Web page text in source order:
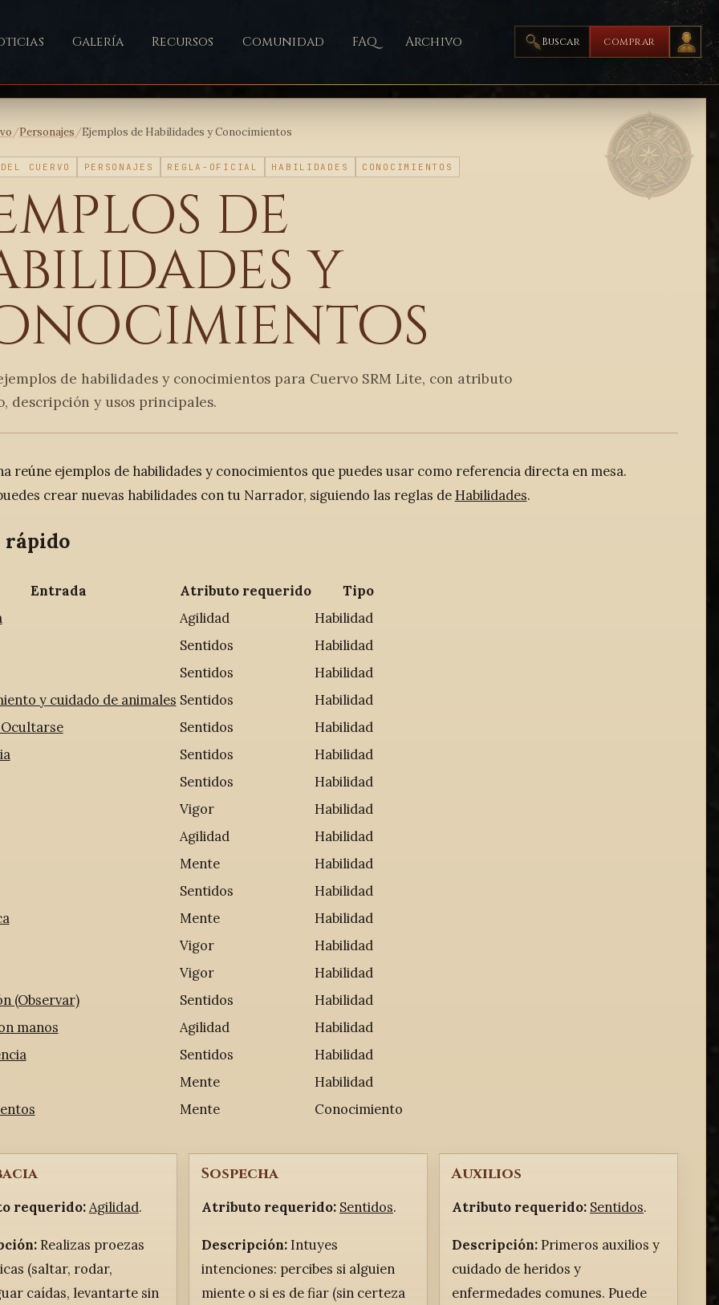
Galería Recursos Comunidad FAQ Archivo Buscar COMPRAR
/Personajes/Ejemplos de Habilidades y Conocimientos
CUERVO PERSONAJES REGLA-OFICIAL HABILIDADES CONOCIMIENTOS
de
y
de habilidades y conocimientos para Cuervo SRM Lite, con atributo
descripción y usos principales.
reúne ejemplos de habilidades y conocimientos que puedes usar como referencia directa en mesa.
crear nuevas habilidades con tu Narrador, siguiendo las reglas de Habilidades.
Entrada Atributo requerido
Tipo
Agilidad
Habilidad
Sentidos
Habilidad
Sentidos
Habilidad
y cuidado de animales Sentidos
Habilidad
Sentidos
Habilidad
Sentidos
Habilidad
Sentidos
Habilidad
Vigor
Habilidad
Agilidad
Habilidad
Mente
Habilidad
Sentidos
Habilidad
Mente
Habilidad
Vigor
Habilidad
Vigor
Habilidad
(Observar)
Sentidos
Habilidad
manos
Agilidad
Habilidad
Sentidos
Habilidad
Mente
Habilidad
Mente Conocimiento
requerido:Agilidad.
Realizas proezas
(saltar, rodar,
caídas, levantarte sin
Sospecha
Atributo requerido: Sentidos.
Descripción:Intuyes
intenciones: percibes si alguien
miente o si es de fiar (sin certeza
Auxilios
Atributo requerido: Sentidos.
Descripción: Primeros auxilios y
cuidado de heridos y
enfermedades comunes. Puede